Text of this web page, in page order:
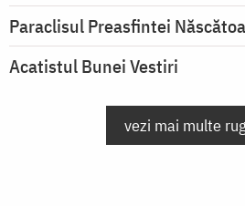
Paraclisul Preasfintei
Acatistul Bunei Vestiri
vezi mai multe